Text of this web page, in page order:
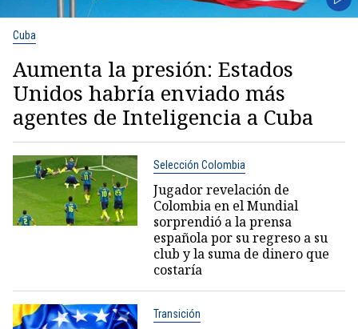
Cuba
Aumenta la presión: Estados
Unidos habría enviado más
agentes de Inteligencia a Cuba
Selección Colombia
Jugador revelación de
Colombia en el Mundial
sorprendió a la prensa
española por su regreso a su
club y la suma de dinero que
costaría
Transición